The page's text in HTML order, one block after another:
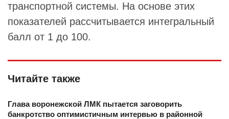
транспортной системы. На основе этих
показателей рассчитывается интегральный
балл от 1 до 100.
Читайте также
Глава воронежской ЛМК пытается заговорить
банкротство оптимистичным интервью в районной